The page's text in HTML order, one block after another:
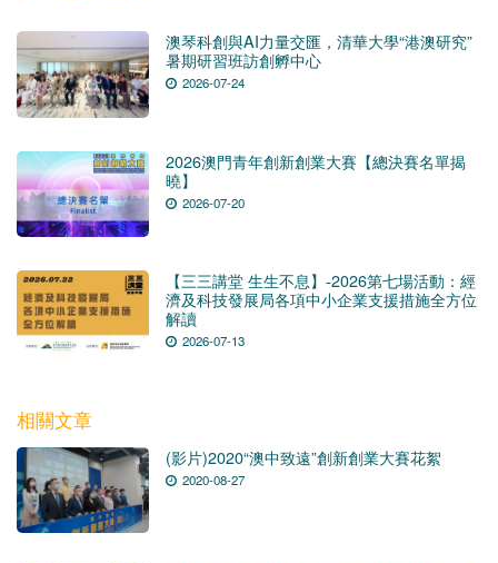
澳琴科創與AI力量交匯，清華大學“港澳研究”
暑期研習班訪創孵中心
2026-07-24
2026澳門青年創新創業大賽【總決賽名單揭
曉】
2026-07-20
【三三講堂 生生不息】-2026第七場活動：經
濟及科技發展局各項中小企業支援措施全方位
解讀
2026-07-13
相關文章
(影片)2020“澳中致遠”創新創業大賽花絮
2020-08-27